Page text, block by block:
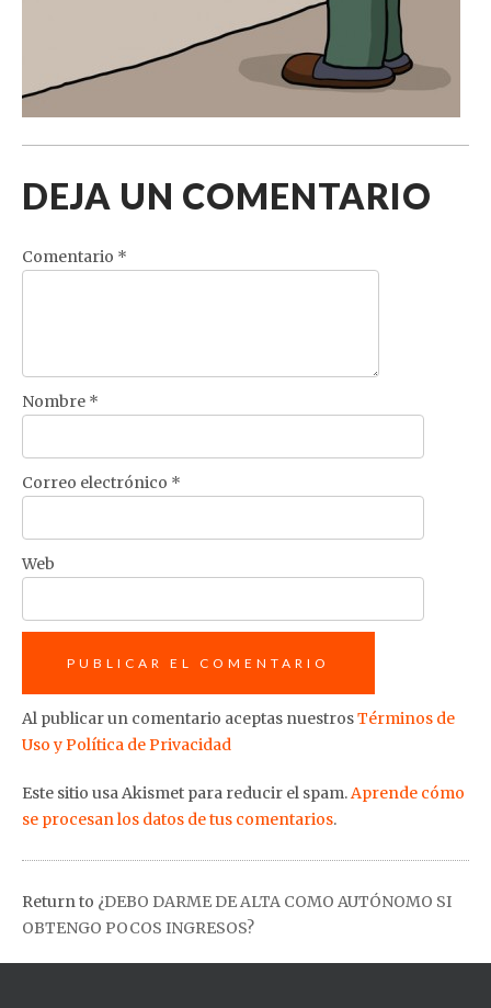
DEJA UN COMENTARIO
Comentario *
Nombre *
Correo electrónico *
Web
Al publicar un comentario aceptas nuestrosTérminos de
Uso y Política de Privacidad
Este sitio usa Akismet para reducir el spam.Aprende cómo
se procesan los datos de tus comentarios.
Return to ¿DEBO DARME DE ALTA COMO AUTÓNOMO SI
OBTENGO POCOS INGRESOS?